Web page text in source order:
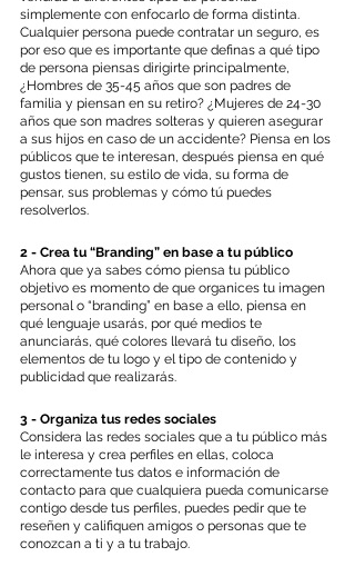
simplemente con enfocarlo de forma distinta.
Cualquier persona puede contratar un seguro, es
por eso que es importante que definas a qué tipo
de persona piensas dirigirte principalmente,
¿Hombres de 35-45 años que son padres de
familia y piensan en su retiro? ¿Mujeres de 24-30
años que son madres solteras y quieren asegurar
a sus hijos en caso de un accidente? Piensa en los
públicos que te interesan, después piensa en qué
gustos tienen, su estilo de vida, su forma de
pensar, sus problemas y cómo tú puedes
resolverlos.
2 - Crea tu “Branding” en base a tu público
Ahora que ya sabes cómo piensa tu público
objetivo es momento de que organices tu imagen
personal o “branding” en base a ello, piensa en
qué lenguaje usarás, por qué medios te
anunciarás, qué colores llevará tu diseño, los
elementos de tu logo y el tipo de contenido y
publicidad que realizarás.
3 - Organiza tus redes sociales
Considera las redes sociales que a tu público más
le interesa y crea perfiles en ellas, coloca
correctamente tus datos e información de
contacto para que cualquiera pueda comunicarse
contigo desde tus perfiles, puedes pedir que te
reseñen y califiquen amigos o personas que te
conozcan a ti y a tu trabajo.